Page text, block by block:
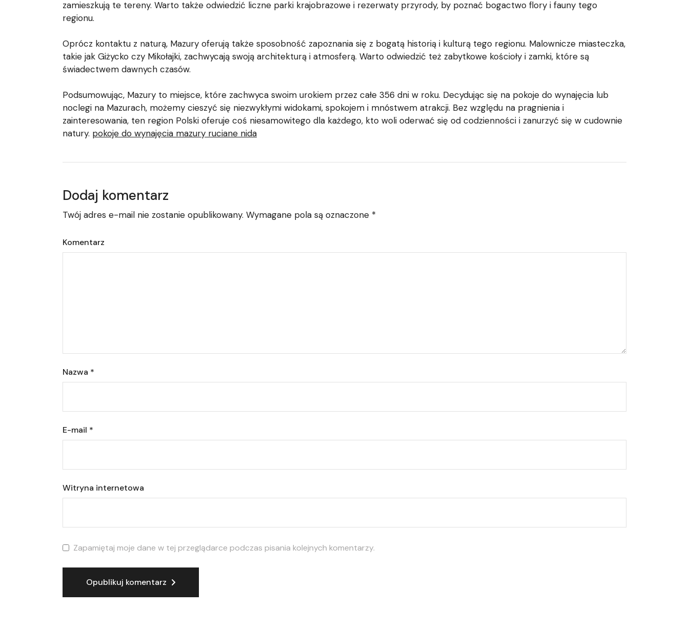
zamieszkują te tereny. Warto także odwiedzić liczne parki krajobrazowe i rezerwaty przyrody, by poznać bogactwo flory i fauny tego
regionu.
Oprócz kontaktu z naturą, Mazury oferują także sposobność zapoznania się z bogatą historią i kulturą tego regionu. Malownicze miasteczka,
takie jak Giżycko czy Mikołajki, zachwycają swoją architekturą i atmosferą. Warto odwiedzić też zabytkowe kościoły i zamki, które są
świadectwem dawnych czasów.
Podsumowując, Mazury to miejsce, które zachwyca swoim urokiem przez całe 356 dni w roku. Decydując się na pokoje do wynajęcia lub
noclegi na Mazurach, możemy cieszyć się niezwykłymi widokami, spokojem i mnóstwem atrakcji. Bez względu na pragnienia i
zainteresowania, ten region Polski oferuje coś niesamowitego dla każdego, kto woli oderwać się od codzienności i zanurzyć się w cudownie
natury. pokoje do wynajęcia mazury ruciane nida
Dodaj komentarz
Twój adres e-mail nie zostanie opublikowany. Wymagane pola są oznaczone *
Komentarz
Nazwa *
E-mail *
Witryna internetowa
Zapamiętaj moje dane w tej przeglądarce podczas pisania kolejnych komentarzy.
Opublikuj komentarz